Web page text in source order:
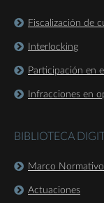
Fiscalización de
Interlocking
Participación en
Infracciones en
BIBLIOTECA
Marco Normativo
Actuaciones